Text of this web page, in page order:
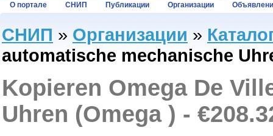
О портале СНИП Публикации Организации
СНИП » Организации »
automatische mechanische
Kopieren Omega De
Uhren (Omega ) -